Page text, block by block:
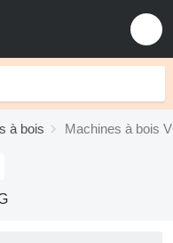
à bois Machines à bois